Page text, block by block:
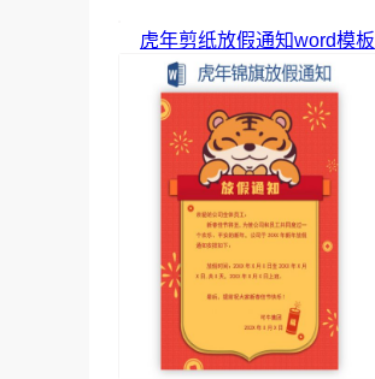
虎年剪纸放假通知word模板